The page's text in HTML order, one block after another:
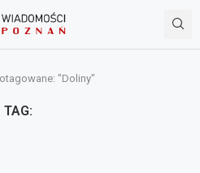
"Doliny"
TAG: